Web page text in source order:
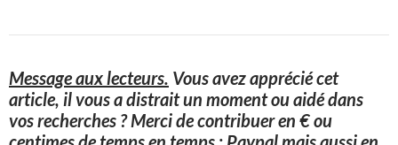
Message aux lecteurs. Vous avez apprécié cet
article, il vous a distrait un moment ou aidé dans
vos recherches ? Merci de contribuer en € ou